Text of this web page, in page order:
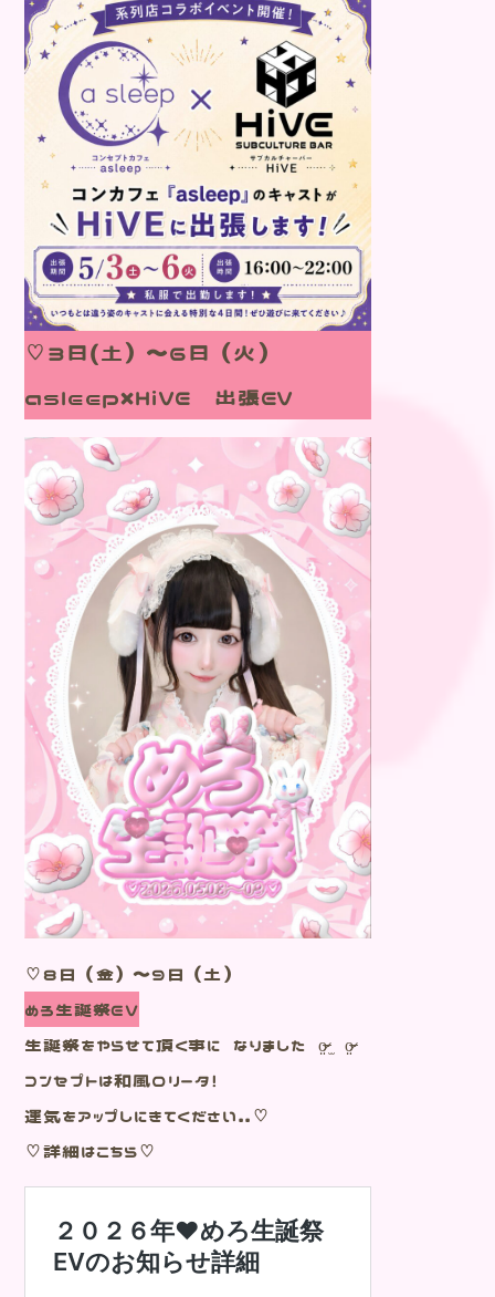
♡３日(土）～６日（火）
asleep×HiVE 出張EV
♡８日（金）～９日（土）
めろ生誕祭EV
生誕祭をやらせて頂く事に なりました o̴̶̷̤ ̫ o̴̶̷̤
コンセプトは和風ロリータ！
運気をアップしにきてください..♡
♡詳細はこちら♡